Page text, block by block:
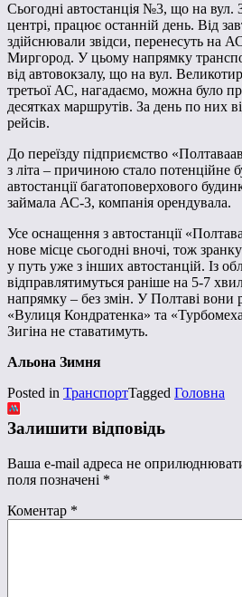
Сьогодні автостанція №3, що на вул.
центрі, працює останній день. Від
здійснювали звідси, перенесуть на
Миргород. У цьому напрямку
від автовокзалу, що на вул.
третьої АС, нагадаємо, можна було
десятках маршрутів. За день по них
рейсів.
До переїзду підприємство
з літа – причиною стало потенційне
автостанції багатоповерхового
займала АС-3, компанія орендувала.
Усе оснащення з автостанції
нове місце сьогодні вночі, тож
у путь уже з інших автостанцій. Із
відправлятимуться раніше на 5-7
напрямку – без змін. У Полтаві вони
«Вулиця Кондратенка» та
Зигіна не ставатимуть.
Альона Зимня
Posted in ТранспортTagged Головна
Залишити відповідь
Ваша e-mail адреса не
поля позначені *
Коментар *